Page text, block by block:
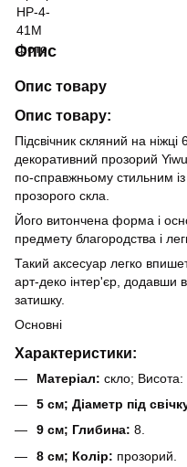
Опис
Опис товару
Опис товару:
Підсвічник скляний на
декоративний прозорий
по-справжньому стильним
прозорого скла.
Його витончена форма і
предмету благородства і
Такий аксесуар легко
арт-деко інтер'єр, додавши
затишку.
Основні
Характеристики:
Матеріал: скло;
5 см; Діаметр під
9 см; Глибина: 8.
8 см; Колір: прозорий.